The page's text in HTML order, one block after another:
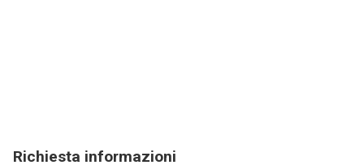
Richiesta informazioni